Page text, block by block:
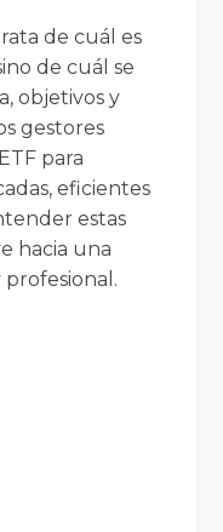
de cuál es
de cuál se
objetivos y
gestores
para
eficientes
estas
hacia una
profesional.